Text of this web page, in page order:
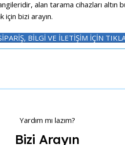
alan tarama cihazları altın
için bizi arayın.
BİLGİ VE İLETİŞİM İÇİN
Yardım mı lazım?
Bizi Arayın